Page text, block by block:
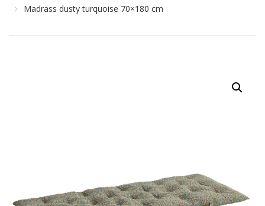
Madrass dusty turquoise 70×180 cm